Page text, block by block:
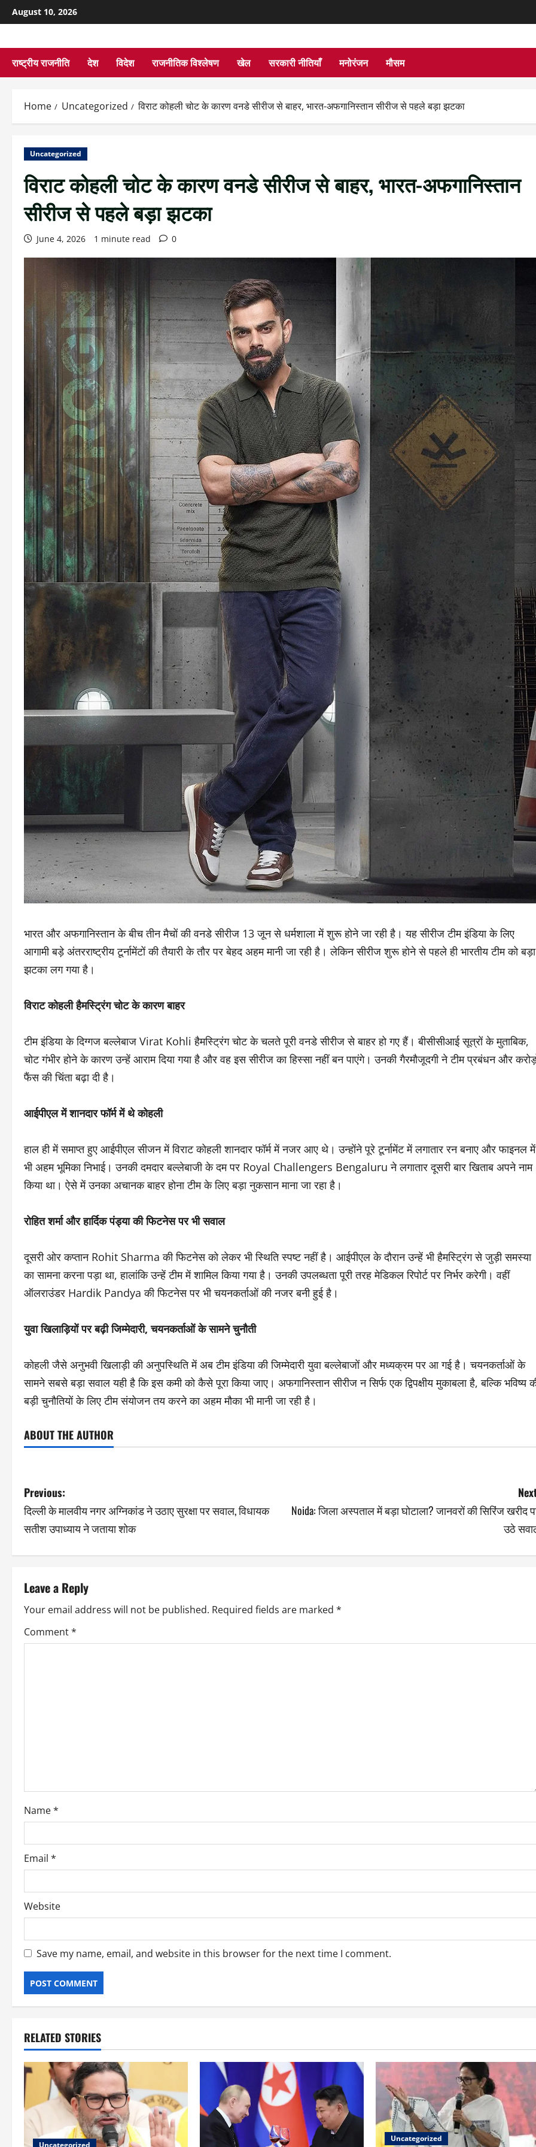
August 10, 2026
राष्ट्रीय राजनीति देश विदेश राजनीतिक विश्लेषण खेल सरकारी नीतियाँ मनोरंजन मौसम
Home Uncategorized विराट कोहली चोट के कारण वनडे सीरीज से बाहर, भारत-अफगानिस्तान सीरीज से पहले बड़ा झटका
Uncategorized
विराट कोहली चोट के कारण वनडे सीरीज से बाहर, भारत-अफगानिस्तान
सीरीज से पहले बड़ा झटका
June 4, 2026 1 minute read 0
भारत और अफगानिस्तान के बीच तीन मैचों की वनडे सीरीज 13 जून से धर्मशाला में शुरू होने जा रही है। यह सीरीज टीम इंडिया के लिए
आगामी बड़े अंतरराष्ट्रीय टूर्नामेंटों की तैयारी के तौर पर बेहद अहम मानी जा रही है। लेकिन सीरीज शुरू होने से पहले ही भारतीय टीम को बड़ा
झटका लग गया है।
विराट कोहली हैमस्ट्रिंग चोट के कारण बाहर
टीम इंडिया के दिग्गज बल्लेबाज Virat Kohli हैमस्ट्रिंग चोट के चलते पूरी वनडे सीरीज से बाहर हो गए हैं। बीसीसीआई सूत्रों के मुताबिक,
चोट गंभीर होने के कारण उन्हें आराम दिया गया है और वह इस सीरीज का हिस्सा नहीं बन पाएंगे। उनकी गैरमौजूदगी ने टीम प्रबंधन और
फैंस की चिंता बढ़ा दी है।
आईपीएल में शानदार फॉर्म में थे कोहली
हाल ही में समाप्त हुए आईपीएल सीजन में विराट कोहली शानदार फॉर्म में नजर आए थे। उन्होंने पूरे टूर्नामेंट में लगातार रन बनाए और फाइनल में
भी अहम भूमिका निभाई। उनकी दमदार बल्लेबाजी के दम पर Royal Challengers Bengaluru ने लगातार दूसरी बार खिताब अपने नाम
किया था। ऐसे में उनका अचानक बाहर होना टीम के लिए बड़ा नुकसान माना जा रहा है।
रोहित शर्मा और हार्दिक पंड्या की फिटनेस पर भी सवाल
दूसरी ओर कप्तान Rohit Sharma की फिटनेस को लेकर भी स्थिति स्पष्ट नहीं है। आईपीएल के दौरान उन्हें भी हैमस्ट्रिंग से जुड़ी समस्या
का सामना करना पड़ा था, हालांकि उन्हें टीम में शामिल किया गया है। उनकी उपलब्धता पूरी तरह मेडिकल रिपोर्ट पर निर्भर करेगी। वहीं
ऑलराउंडर Hardik Pandya की फिटनेस पर भी चयनकर्ताओं की नजर बनी हुई है।
युवा खिलाड़ियों पर बढ़ी जिम्मेदारी, चयनकर्ताओं के सामने चुनौती
कोहली जैसे अनुभवी खिलाड़ी की अनुपस्थिति में अब टीम इंडिया की जिम्मेदारी युवा बल्लेबाजों और मध्यक्रम पर आ गई है। चयनकर्ताओं के
सामने सबसे बड़ा सवाल यही है कि इस कमी को कैसे पूरा किया जाए। अफगानिस्तान सीरीज न सिर्फ एक द्विपक्षीय मुकाबला है, बल्कि भविष्य
बड़ी चुनौतियों के लिए टीम संयोजन तय करने का अहम मौका भी मानी जा रही है।
ABOUT THE AUTHOR
Previous:
दिल्ली के मालवीय नगर अग्निकांड ने उठाए सुरक्षा पर सवाल, विधायक
सतीश उपाध्याय ने जताया शोक
Noida: जिला अस्पताल में बड़ा घोटाला? जानवरों की सिरिंज खरीद
उठे
Leave a Reply
Your email address will not be published. Required fields are marked *
Comment*
Name*
Email *
Website
Save my name, email, and website in this browser for the next time I comment.
RELATED STORIES
Uncategorized
Uncategorized